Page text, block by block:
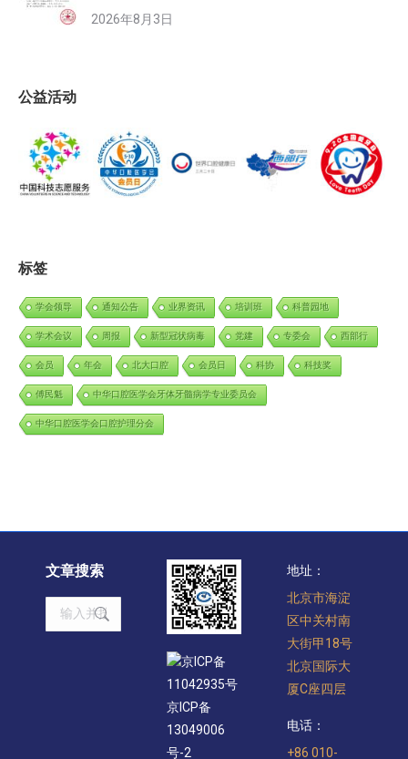
2026年8月3日
公益活动
标签
学会领导 通知公告 业界资讯 培训班 科普园地
学术会议 周报 新型冠状病毒 党建 专委会 西部行
会员 年会 北大口腔 会员日 科协 科技奖
傅民魁 中华口腔医学会牙体牙髓病学专业委员会
中华口腔医学会口腔护理分会
文章搜索
Search:
京ICP备
11042935号
京ICP备
13049006
号-2
地址：
北京市海淀
区中关村南
大街甲18号
北京国际大
厦C座四层
电话：
+86 010-